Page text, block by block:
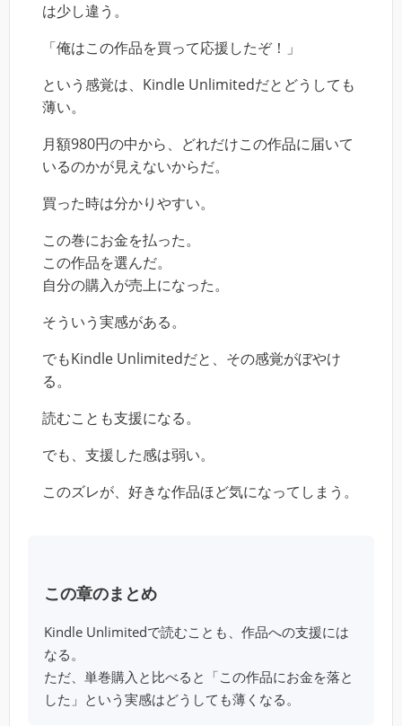
は少し違う。
「俺はこの作品を買って応援したぞ！」
という感覚は、Kindle Unlimitedだとどうしても
薄い。
月額980円の中から、どれだけこの作品に届いて
いるのかが見えないからだ。
買った時は分かりやすい。
この巻にお金を払った。
この作品を選んだ。
自分の購入が売上になった。
そういう実感がある。
でもKindle Unlimitedだと、その感覚がぼやけ
る。
読むことも支援になる。
でも、支援した感は弱い。
このズレが、好きな作品ほど気になってしまう。
この章のまとめ
Kindle Unlimitedで読むことも、作品への支援には
なる。
ただ、単巻購入と比べると「この作品にお金を落と
した」という実感はどうしても薄くなる。